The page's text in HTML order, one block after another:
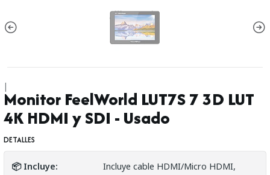
|
Monitor FeelWorld LUT7S 7 3D LUT
4K HDMI y SDI - Usado
DETALLES
📦 Incluye:
Incluye cable HDMI/Micro HDMI,